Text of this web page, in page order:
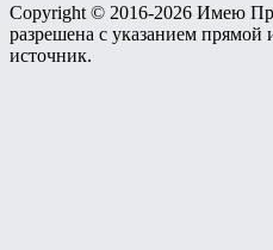
Copyright © 2016-2026 Имею
разрешена с указанием
источник.